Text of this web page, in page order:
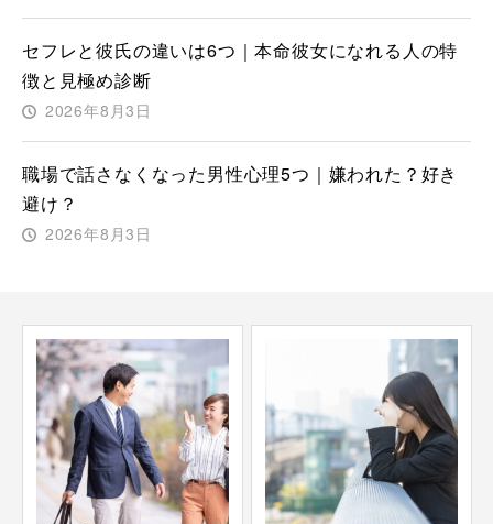
セフレと彼氏の違いは6つ｜本命彼女になれる人の特
徴と見極め診断
2026年8月3日
職場で話さなくなった男性心理5つ｜嫌われた？好き
避け？
2026年8月3日